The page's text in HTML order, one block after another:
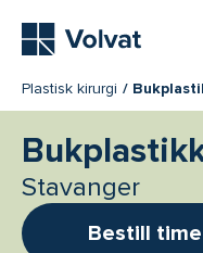
Plastisk kirurgi
Stavanger
Bestill time